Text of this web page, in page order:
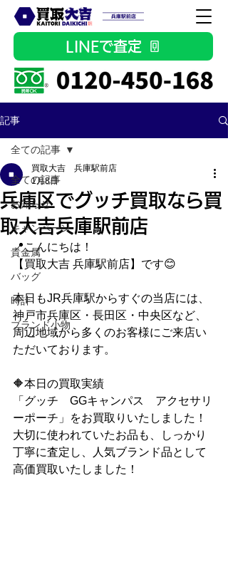
LINEで査定
記事
全ての記事
お知らせ
キャンペーン
貴金属
バッグ
時計
ブランド小物
全ての記事
兵庫区でグッチ買取なら買
取大吉兵庫駅前店
買取大吉 兵庫駅前店
1月8日
📍こんにちは！
【買取大吉 兵庫駅前店】です😊
本日もJR兵庫駅からすぐの当店には、
神戸市兵庫区・長田区・中央区など、
周辺地域から多くのお客様にご来店い
ただいております。
🔶本日の買取実績
「グッチ　GGキャンパス　アクセサリ
ーポーチ」をお買取りいたしました！
大切に使われていたお品も、しっかり
丁寧に査定し、人気ブランド品として
高価買取いたしました！